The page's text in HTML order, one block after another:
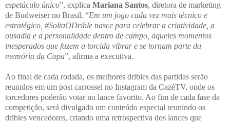
espetáculo único”, explica Mariana Santos, diretora de marketing
de Budweiser no Brasil. “Em um jogo cada vez mais técnico e
estratégico, #SoltaODrible nasce para celebrar a criatividade, a
ousadia e a personalidade dentro de campo, aqueles momentos
inesperados que fazem a torcida vibrar e se tornam parte da
memória da Copa”, afirma a executiva.
Ao final de cada rodada, os melhores dribles das partidas serão
reunidos em um post carrossel no Instagram da CazéTV, onde os
torcedores poderão votar no lance favorito. Ao fim de cada fase da
competição, será divulgado um conteúdo especial reunindo os
dribles vencedores, criando uma retrospectiva dos lances que